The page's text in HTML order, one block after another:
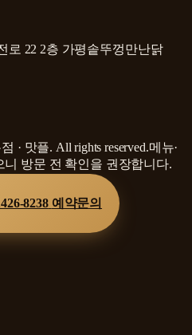
로 22 2층 가평솥뚜껑만난닭
· 맛플. All rights reserved.메뉴·
방문 전 확인을 권장합니다.
8238 예약문의